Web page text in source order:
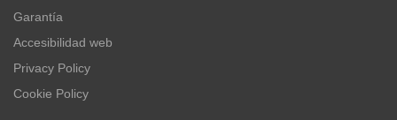
Garantía
Accesibilidad web
Privacy Policy
Cookie Policy